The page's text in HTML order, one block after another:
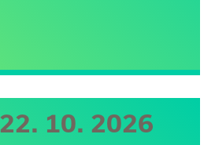
10. 2026